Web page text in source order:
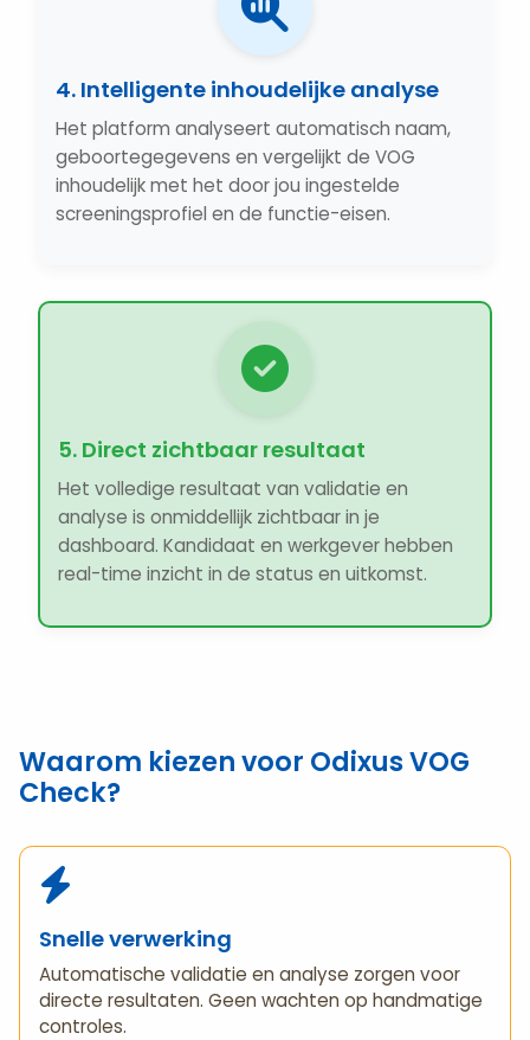
4. Intelligente inhoudelijke analyse
Het platform analyseert automatisch naam,
geboortegegevens en vergelijkt de VOG
inhoudelijk met het door jou ingestelde
screeningsprofiel en de functie-eisen.
5. Direct zichtbaar resultaat
Het volledige resultaat van validatie en
analyse is onmiddellijk zichtbaar in je
dashboard. Kandidaat en werkgever hebben
real-time inzicht in de status en uitkomst.
Waarom kiezen voor Odixus VOG
Check?
Snelle verwerking
Automatische validatie en analyse zorgen voor
directe resultaten. Geen wachten op handmatige
controles.